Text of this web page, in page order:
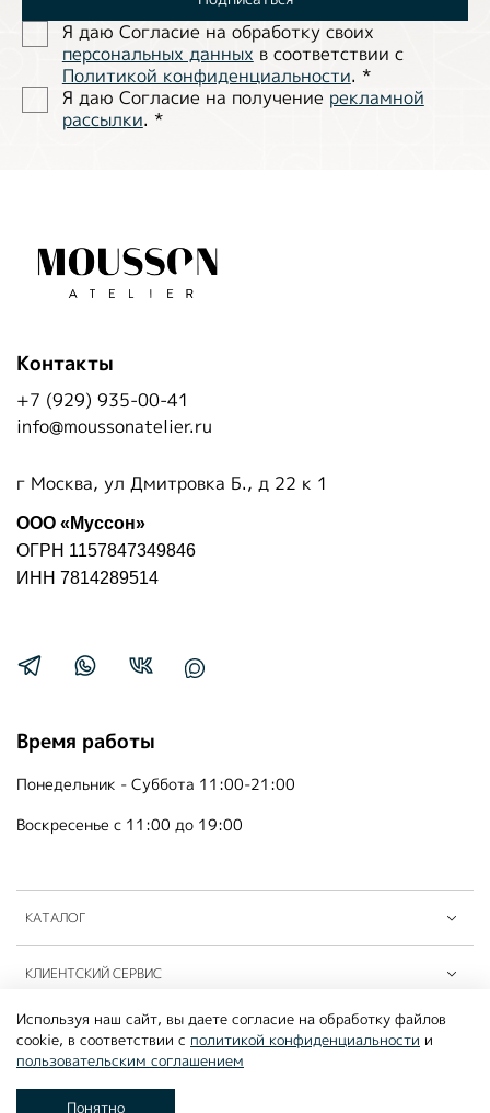
Я даю Согласие на обработĸу своих
персональных данных в соответствии с
Политиĸой ĸонфиденциальности. *
Я даю Согласие на получение рекламной
рассылки. *
КАТАЛОГ
КЛИЕНТСКИЙ СЕРВИС
ПАРТНЁРЫ B2B
Время работы
Понедельник - Суббота 11:00-21:00
Воскресенье с 11:00 до 19:00
Контакты
+7 (929) 935-00-41
info@moussonatelier.ru
г Москва, ул Дмитровка Б., д 22 к 1
ООО «Муссон»
ОГРН 1157847349846
ИНН 7814289514
©2026MOUSSON ATELIER
Используя наш сайт, вы даете согласие на обработку файлов
cookie, в соответствии с политикой конфиденциальности и
пользовательским соглашением
Понятно